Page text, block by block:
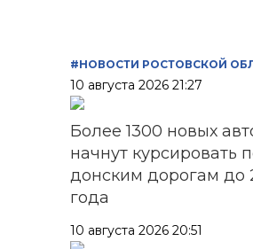
#НОВОСТИ РОСТОВСКОЙ
10 августа 2026 21:27
Более 1300 новых
начнут курсировать
донским дорогам до
года
10 августа 2026 20:51